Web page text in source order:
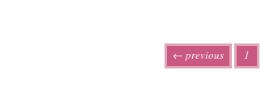
← previous 1